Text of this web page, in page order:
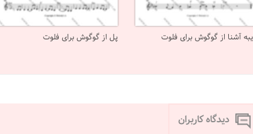
آشنا از گوگوش برای فلوت پل از گوگوش برای فلوت
دیدگاه کاربران